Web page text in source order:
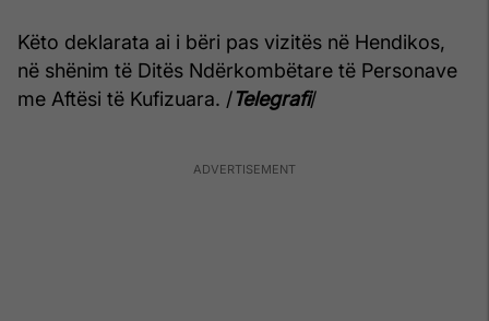
Këto deklarata ai i bëri pas vizitës në Hendikos,
në shënim të Ditës Ndërkombëtare të Personave
me Aftësi të Kufizuara. /Telegrafi/